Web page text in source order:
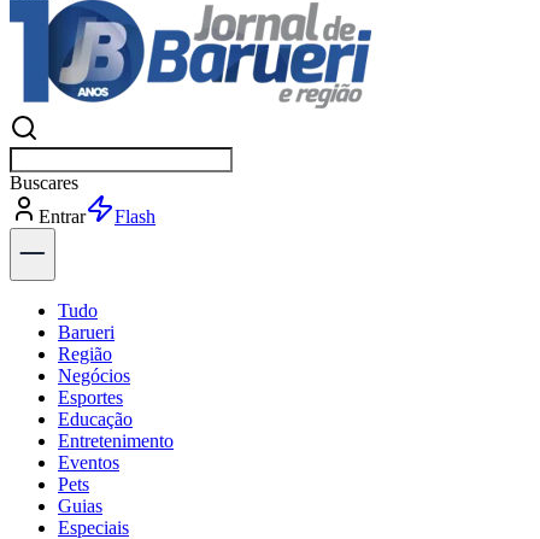
Buscarnot
Entrar
Explorar
Tudo
Barueri
Região
Negócios
Esportes
Educação
Entretenimento
Eventos
Pets
Guias
Especiais